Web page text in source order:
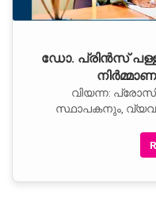
ഡോ. പ്രിന്‍സ്
വിയന്ന:
സ്ഥാപകനും,